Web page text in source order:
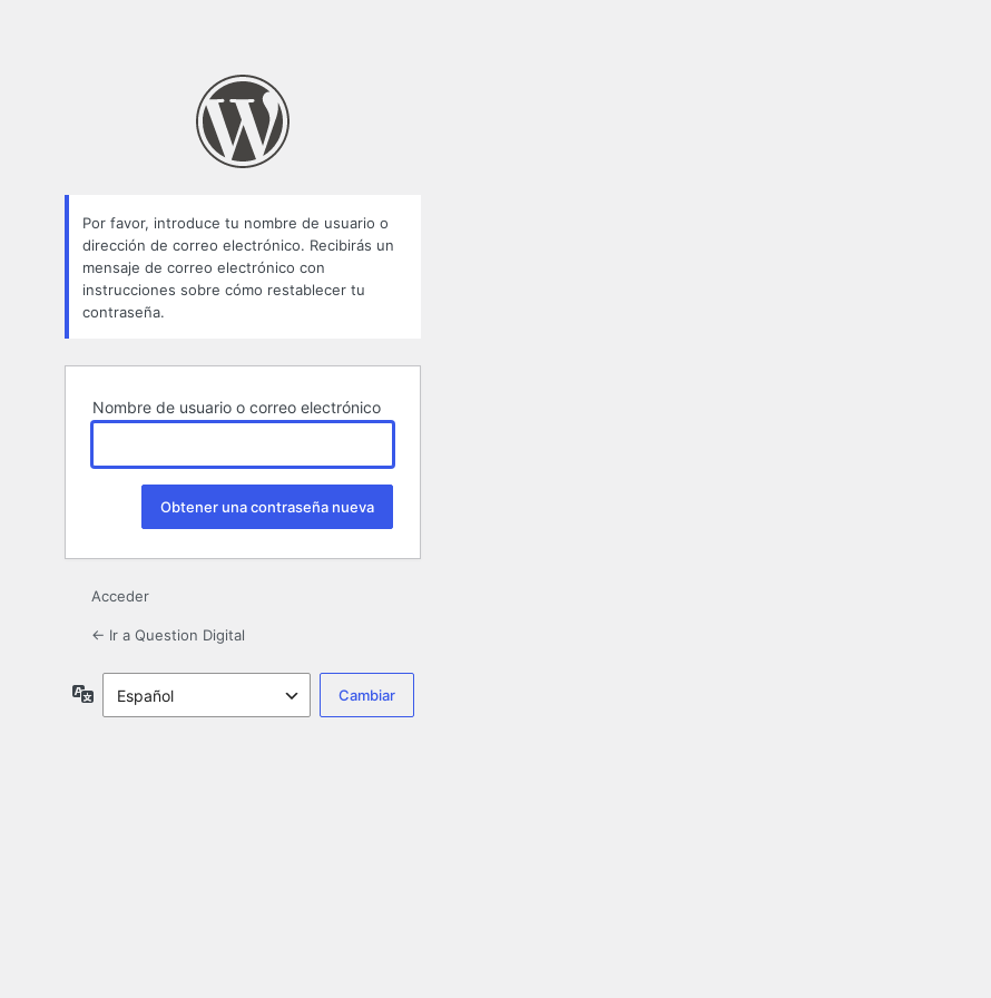
Por favor, introduce tu nombre de usuario o
dirección de correo electrónico. Recibirás un
mensaje de correo electrónico con
instrucciones sobre cómo restablecer tu
contraseña.
Nombre de usuario o correo electrónico
Acceder
← Ir a Question Digital
Idioma